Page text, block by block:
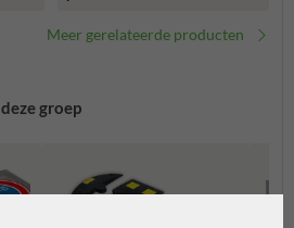
Meer gerelateerde producten
groep